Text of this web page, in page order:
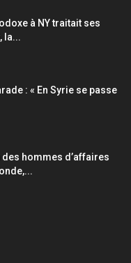
à NY traitait ses
la...
: « En Syrie se passe
des hommes d’affaires